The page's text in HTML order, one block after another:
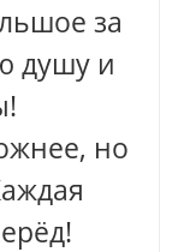
за
душу и
но